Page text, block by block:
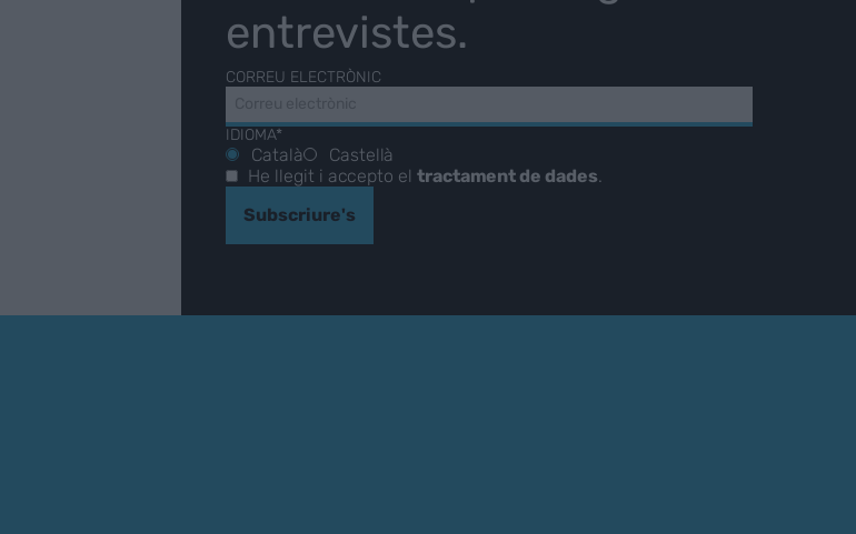
entrevistes.
CORREU ELECTRÒNIC
IDIOMA*
Català
Castellà
He llegit i accepto el tractament de dades.
Subscriure's